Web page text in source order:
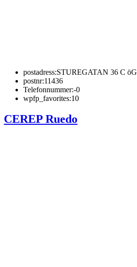
postadress:STUREGATAN 36 C öG
postnr:11436
Telefonnummer:-0
wpfp_favorites:10
CEREP Ruedo